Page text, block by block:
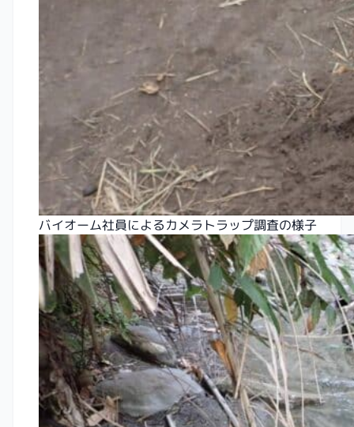
バイオーム社員によるカメラトラップ調査の様子